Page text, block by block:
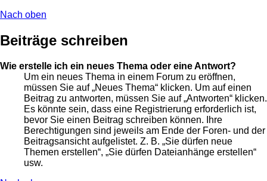
Nach oben
Beiträge schreiben
Wie erstelle ich ein neues Thema oder eine Antwort?
Um ein neues Thema in einem Forum zu eröffnen,
müssen Sie auf „Neues Thema“ klicken. Um auf einen
Beitrag zu antworten, müssen Sie auf „Antworten“ klicken.
Es könnte sein, dass eine Registrierung erforderlich ist,
bevor Sie einen Beitrag schreiben können. Ihre
Berechtigungen sind jeweils am Ende der Foren- und der
Beitragsansicht aufgelistet. Z. B. „Sie dürfen neue
Themen erstellen“, „Sie dürfen Dateianhänge erstellen“
usw.